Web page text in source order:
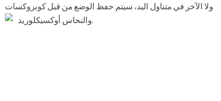
ولا الآخر في متناول اليد، سيتم حفظ الوضع من قبل كوبروكسات
والنحاس أوكسيكلوريد.